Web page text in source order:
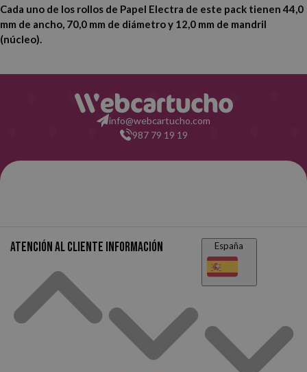
Cada uno de los rollos de Papel Electra de este pack tienen 44,0
mm de ancho, 70,0 mm de diámetro y 12,0 mm de mandril
(núcleo).
info@webcartucho.com
987 79 19 19
Atención al cliente Información España